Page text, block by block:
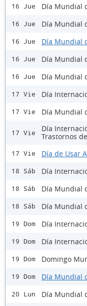
16 Jue Día Mundial
16 Jue Día Mundial
16 Jue Día Mundial
16 Jue Día Mundial
16 Jue Día Mundial
17 Vie Día
17 Vie Día Mundial
17 Vie
Día
Trastornos
17 Vie Día de Usar
18 Sáb Día
18 Sáb Día Mundial
18 Sáb Día Mundial
19 Dom Día
19 Dom Día
19 Dom Domingo
19 Dom Día Mundial
20 Lun Día Mundial